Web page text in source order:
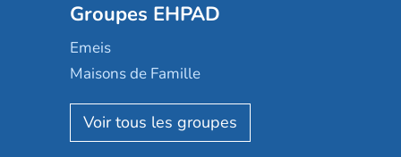
Mobicap
Domusvi
Happy Senior
Aquarelia
Nexity edenea
Groupes EHPAD
Emeis
Maisons de Famille
Korian
Emera